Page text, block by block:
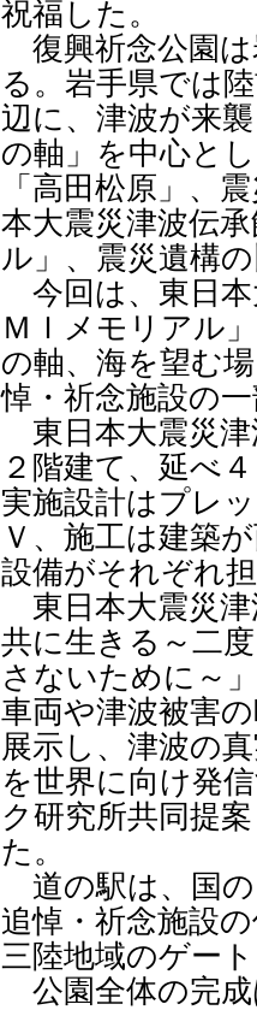
祝福した。
復興祈念公園は
る。岩手県では
辺に、津波が来
の軸」を中心と
「高田松原」、
本大震災津波伝
ル」、震災遺構
今回は、東日本
ＭＩメモリアル
の軸、海を望む
悼・祈念施設の
東日本大震災津
２階建て、延べ
実施設計はプレ
Ｖ、施工は建築
設備がそれぞれ
東日本大震災津
共に生きる～二
さないために～
車両や津波被害
展示し、津波の
を世界に向け発
ク研究所共同提
た。
道の駅は、国の
追悼・祈念施設
三陸地域のゲー
公園全体の完成